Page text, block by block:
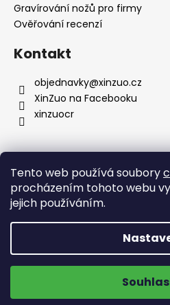
Tento web používá soubory
procházením tohoto webu
jejich používáním.
Doprava zdarma
ZOBRAZIT
Gravírování nožů pro firmy
Ověřování recenzí
Kontakt
objednavky@xinzuo.cz
XinZuo na Facebooku
xinzuocr
Jsme i v dalších
Vytvořil